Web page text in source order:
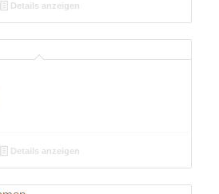
Details anzeigen
Details anzeigen